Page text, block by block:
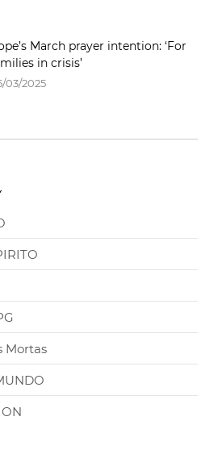
March prayer intention: ‘For
in crisis’
03/2025
Mortas